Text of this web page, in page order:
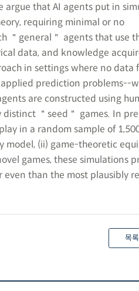
that AI agents put in
requiring minimal or no
＂general＂ agents that use
data, and knowledge
in settings where no data
prediction problems--
are constructed using
＂seed＂ games. In
in a random sample of
(ii) game-theoretic
games, these simulations
even than the most plausibly
목